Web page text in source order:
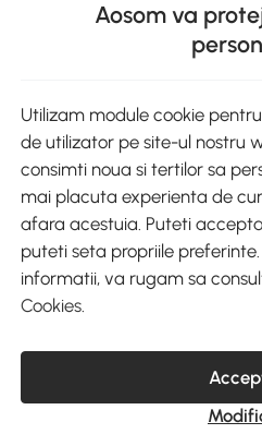
Descarca aplicatia Aosom
+40 312294730
Romania, Bucureşti Sectorul 2, Str.
CUI:
COD
Reg. Com.
Capital
Aosom va
Utilizam module cookie
de utilizator pe site-ul nostru
consimti noua si tertilor sa
mai placuta experienta de
afara acestuia. Puteti
puteti seta propriile
informatii, va rugam sa
Cookies.